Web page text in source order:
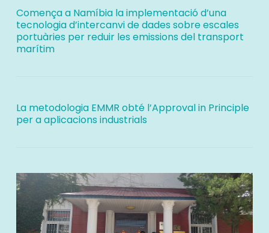
Comença a Namíbia la implementació d’una
tecnologia d’intercanvi de dades sobre escales
portuàries per reduir les emissions del transport
marítim
La metodologia EMMR obté l’Approval in Principle
per a aplicacions industrials